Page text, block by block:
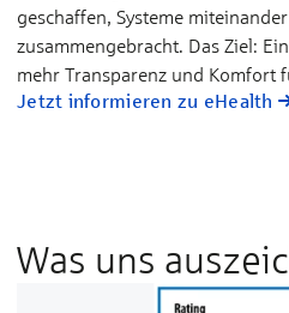
geschaffen, Systeme
zusammengebracht. Das Ziel:
mehr Transparenz und Komfort
Jetzt informieren zu eHealth
Was uns